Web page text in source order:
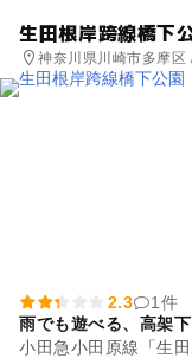
生田根岸跨線橋下
神奈川県川崎市多摩区
2.3
1件
雨でも遊べる、高架
小田急小田原線「生